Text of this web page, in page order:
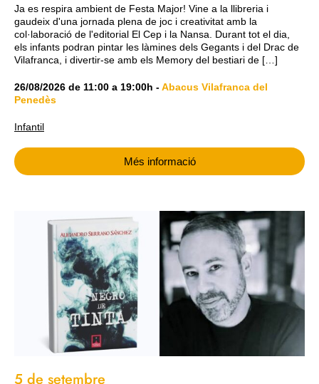
Ja es respira ambient de Festa Major! Vine a la llibreria i
gaudeix d'una jornada plena de joc i creativitat amb la
col·laboració de l'editorial El Cep i la Nansa. Durant tot el dia,
els infants podran pintar les làmines dels Gegants i del Drac de
Vilafranca, i divertir-se amb els Memory del bestiari de […]
26/08/2026 de 11:00 a 19:00h -Abacus Vilafranca del
Penedès
Infantil
Més informació
5 de setembre